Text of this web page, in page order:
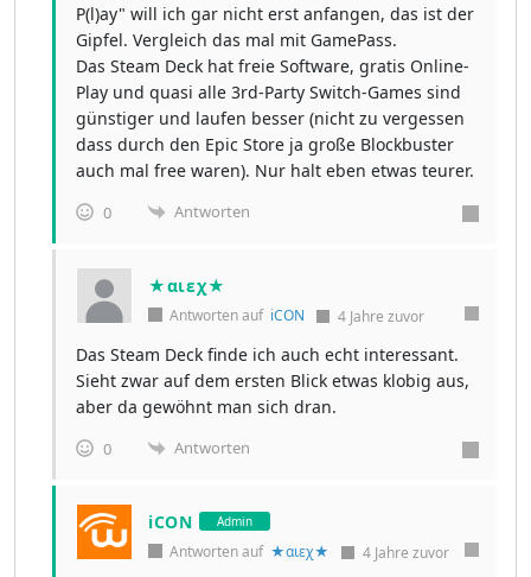
P(l)ay" will ich gar nicht erst anfangen, das ist der
Gipfel. Vergleich das mal mit GamePass.
Das Steam Deck hat freie Software, gratis Online-
Play und quasi alle 3rd-Party Switch-Games sind
günstiger und laufen besser (nicht zu vergessen
dass durch den Epic Store ja große Blockbuster
auch mal free waren). Nur halt eben etwas teurer.
0 Antworten
★αιεχ★
Antworten auf iCON 4 Jahre zuvor
Das Steam Deck finde ich auch echt interessant.
Sieht zwar auf dem ersten Blick etwas klobig aus,
aber da gewöhnt man sich dran.
0 Antworten
iCON Admin
Antworten auf ★αιεχ★ 4 Jahre zuvor